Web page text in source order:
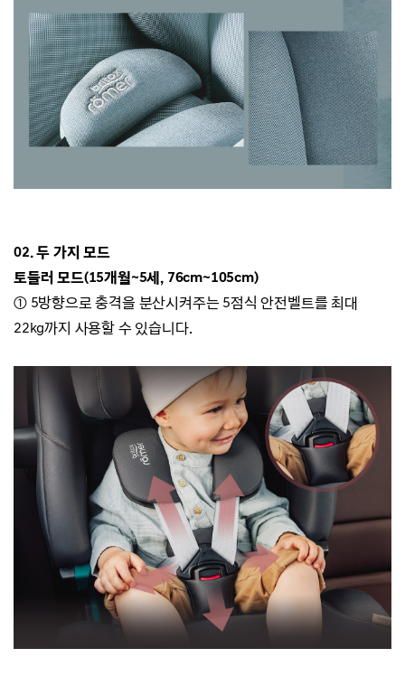
02. 두 가지 모드
토들러 모드(15개월~5세, 76cm~105cm)
① 5방향으로 충격을 분산시켜주는 5점식 안전벨트를 최대
22kg까지 사용할 수 있습니다.